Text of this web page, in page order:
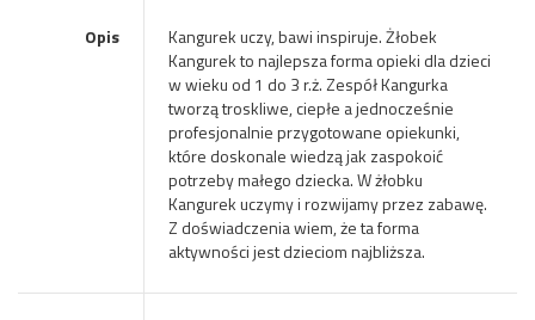
Opis
Kangurek uczy, bawi inspiruje. Żłobek
Kangurek to najlepsza forma opieki dla dzieci
w wieku od 1 do 3 r.ż. Zespół Kangurka
tworzą troskliwe, ciepłe a jednocześnie
profesjonalnie przygotowane opiekunki,
które doskonale wiedzą jak zaspokoić
potrzeby małego dziecka. W żłobku
Kangurek uczymy i rozwijamy przez zabawę.
Z doświadczenia wiem, że ta forma
aktywności jest dzieciom najbliższa.